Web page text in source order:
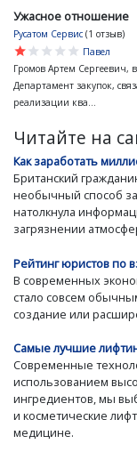
Ужасное отношение
Русатом Сервис (1 отзыв)
star
star
star
star
star
Павел
Громов Артем Сергеевич,
Департамент закупок,
реализации ква...
Читайте на
Как заработать
Британский
необычный способ
натолкнула
загрязнении
Рейтинг юристов по
В современных
стало совсем
создание или
Самые лучшие
Современные
использованием
ингредиентов, мы
и косметические
медицине.